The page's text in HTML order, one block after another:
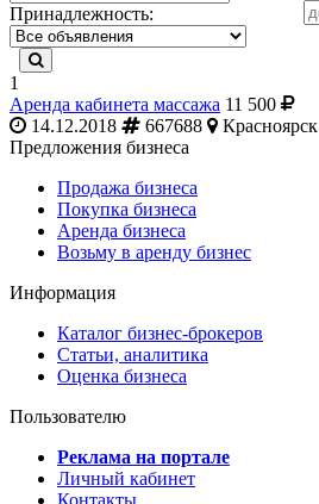
Принадлежность:
1
Аренда кабинета массажа 11 500
14.12.2018
667688
Красноярск
Предложения бизнеса
Продажа бизнеса
Покупка бизнеса
Аренда бизнеса
Возьму в аренду бизнес
Информация
Каталог бизнес-брокеров
Статьи, аналитика
Оценка бизнеса
Пользователю
Реклама на портале
Личный кабинет
Контакты